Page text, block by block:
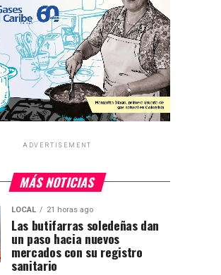
ADVERTISEMENT
MÁS NOTICIAS
LOCAL 21 horas ago
Las butifarras soledeñas dan
un paso hacia nuevos
mercados con su registro
sanitario